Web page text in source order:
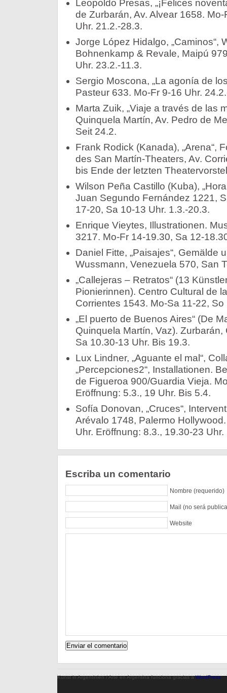
Leopoldo Presas, „¡Felices
de Zurbarán, Av. Alvear 1658.
Uhr. 21.2.-28.3.
Jorge López Hidalgo, „Caminos“,
Bohnenkamp & Revale, Maipú
Uhr. 23.2.-11.3.
Sergio Moscona, „La agonía de
Pasteur 633. Mo-Fr 9-16 Uhr.
Marta Zuik, „Viaje a través de las
Quinquela Martín, Av. Pedro de
Seit 24.2.
Frank Rodick (Kanada), „Arena“,
des San Martín-Theaters, Av.
bis Ende der letzten
Wilson Peña Castillo (Kuba),
Juan Segundo Fernández 1221,
17-20, Sa 10-13 Uhr. 1.3.-20.3.
Enrique Vieytes, Illustrationen.
3217. Mo-Fr 14-19.30, Sa 12-
Daniel Fitte, „Paisajes“, Gemälde
Wussmann, Venezuela 570, San
„Callejeras – Retratos“ (13
Pionierinnen). Centro Cultural de
Corrientes 1543. Mo-Sa 11-22,
„El puerto de Buenos Aires“ (De
Quinquela Martín, Vaz). Zurbarán,
Sa 10.30-13 Uhr. Bis 19.3.
Lux Lindner, „Aguante el mal“,
„Percepciones2“, Installationen.
de Figueroa 900/Guardia Vieja.
Eröffnung: 5.3., 19 Uhr. Bis 5.4.
Sofía Donovan, „Cruces“,
Arévalo 1748, Palermo
Uhr. Eröffnung: 8.3., 19.30-23 Uhr.
Escriba un comentario
Nombre (requerido)
Mail (no será
Website
Kunst in Argentinien / Arte en Argentina funciona gracias aWordPress